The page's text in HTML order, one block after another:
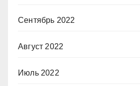
Сентябрь 2022
Август 2022
Июль 2022